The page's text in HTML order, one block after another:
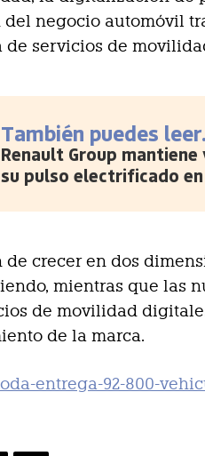
del negocio automóvil
servicios de
También puedes
Renault Group
su pulso electrificado en
crecer en dos
mientras que las
de movilidad
de la marca.
entrega-92-800-